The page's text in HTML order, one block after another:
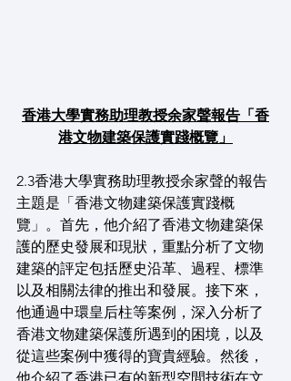
香港大學實務助理教授余家聲報告「香
港文物建築保護實踐概覽」
2.3香港大學實務助理教授余家聲的報告
主題是「香港文物建築保護實踐概
覽」。首先，他介紹了香港文物建築保
護的歷史發展和現狀，重點分析了文物
建築的評定包括歷史沿革、過程、標準
以及相關法律的推出和發展。接下來，
他通過中環皇后柱等案例，深入分析了
香港文物建築保護所遇到的困境，以及
從這些案例中獲得的寶貴經驗。然後，